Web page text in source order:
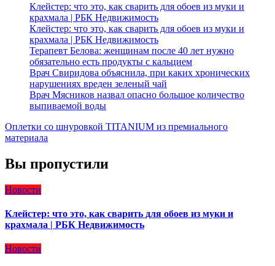
Клейстер: что это, как сварить для обоев из муки и
крахмала | РБК Недвижимость
Клейстер: что это, как сварить для обоев из муки и
крахмала | РБК Недвижимость
Терапевт Белова: женщинам после 40 лет нужно
обязательно есть продукты с кальцием
Врач Свиридова объяснила, при каких хронических
нарушениях вреден зеленый чай
Врач Мясников назвал опасно большое количество
выпиваемой воды
Оплетки со шнуровкой TITANIUM из премиального
материала
Вы пропустили
Новости
Клейстер: что это, как сварить для обоев из муки и
крахмала | РБК Недвижимость
Новости